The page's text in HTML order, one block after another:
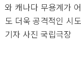
와 캐나다 무용계가
도 더욱 공격적인 시
기자 사진 국립극장